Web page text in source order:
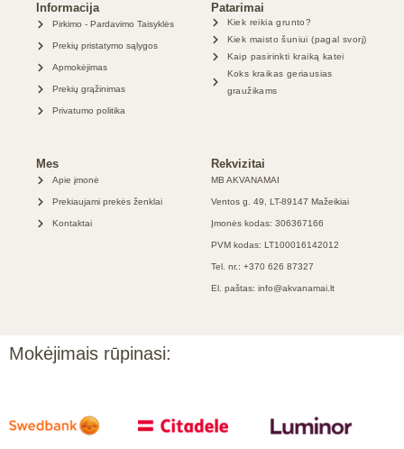
Informacija
Pirkimo - Pardavimo Taisyklės
Prekių pristatymo sąlygos
Apmokėjimas
Prekių grąžinimas
Privatumo politika
Patarimai
Kiek reikia grunto?
Kiek maisto šuniui (pagal svorį)
Kaip pasirinkti kraiką katei
Koks kraikas geriausias
graužikams
Mes
Apie įmonė
Prekiaujami prekės ženklai
Kontaktai
Rekvizitai
MB AKVANAMAI
Ventos g. 49, LT-89147 Mažeikiai
Įmonės kodas: 306367166
PVM kodas: LT100016142012
Tel. nr.: +370 626 87327
El. paštas: info@akvanamai.lt
Mokėjimais rūpinasi: